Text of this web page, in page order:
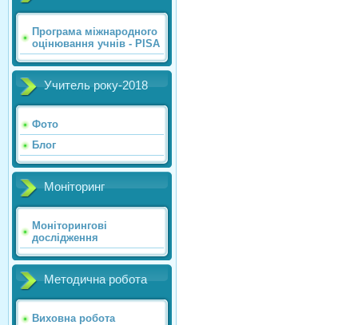
Програма міжнародного
оцінювання учнів - PISA
Учитель року-2018
Фото
Блог
Моніторинг
Моніторингові
дослідження
Методична робота
Виховна робота